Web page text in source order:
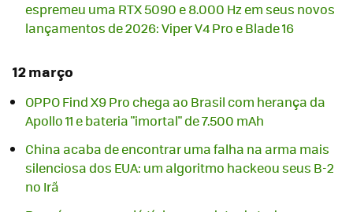
espremeu uma RTX 5090 e 8.000 Hz em seus novos
lançamentos de 2026: Viper V4 Pro e Blade 16
12 março
OPPO Find X9 Pro chega ao Brasil com herança da
Apollo 11 e bateria "imortal" de 7.500 mAh
China acaba de encontrar uma falha na arma mais
silenciosa dos EUA: um algoritmo hackeou seus B-2
no Irã